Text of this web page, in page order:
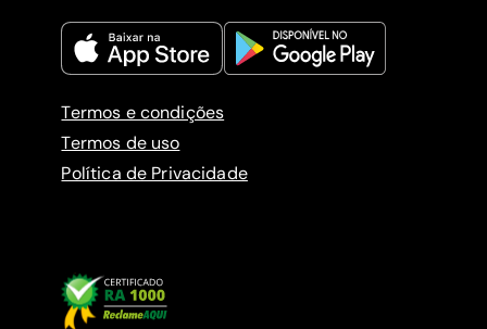
Termos e condições
Termos de uso
Política de Privacidade